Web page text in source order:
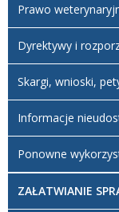
Prawo
Dyrektywy i
Skargi, wnioski,
Informacje
Ponowne
ZAŁATWIANIE